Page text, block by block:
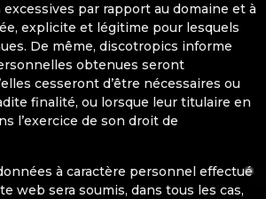
par rapport au domaine et à
explicite et légitime pour lesquels
De même, discotropics informe
obtenues seront
cesseront d’être nécessaires ou
finalité, ou lorsque leur titulaire en
l’exercice de son droit de
à caractère personnel effectué
web sera soumis, dans tous les cas,